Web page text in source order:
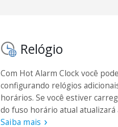
Relógio
Com Hot Alarm Clock você
configurando relógios
horários. Se você estiver
do fuso horário atual
Saiba mais